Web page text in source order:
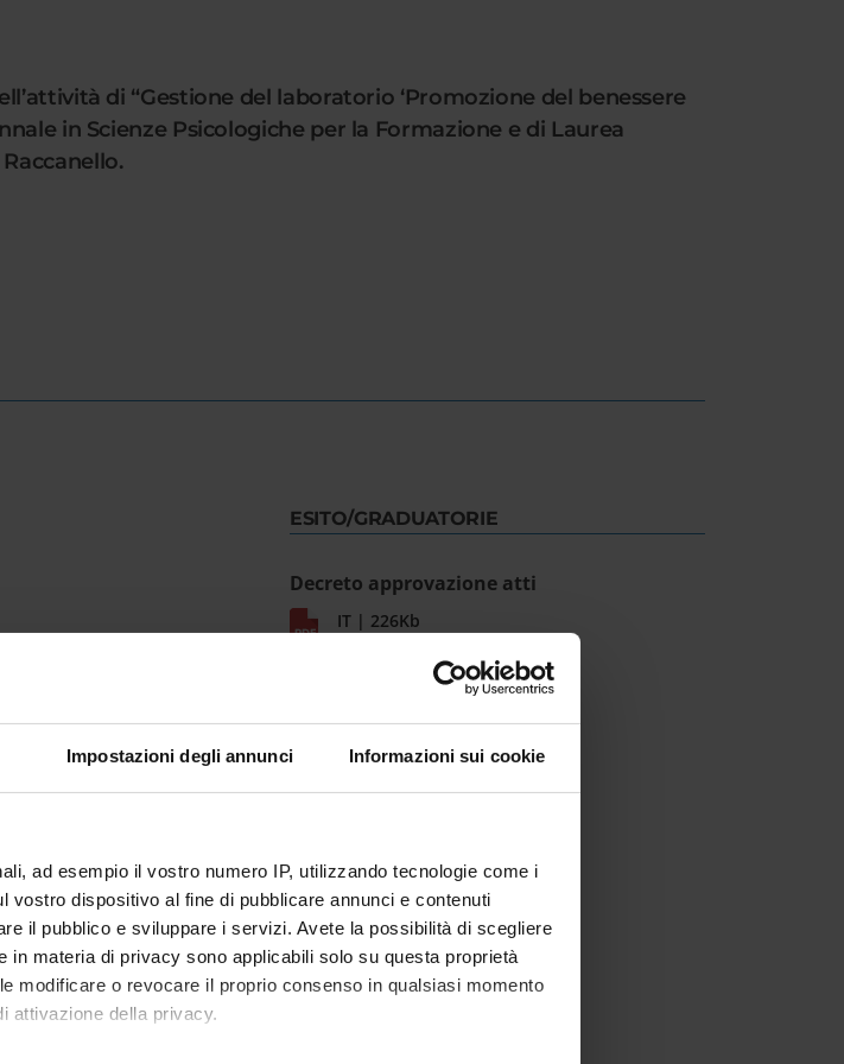
Impostazioni degli annunci Informazioni sui cookie
ad esempio il vostro numero IP, utilizzando tecnologie come i
dispositivo al fine di pubblicare annunci e contenuti
il pubblico e sviluppare i servizi. Avete la possibilità di scegliere
materia di privacy sono applicabili solo su questa proprietà
modificare o revocare il proprio consenso in qualsiasi momento
attivazione della privacy.
di “Gestione del laboratorio ‘Promozione del benessere
in Scienze Psicologiche per la Formazione e di Laurea
ESITO/GRADUATORIE
Decreto approvazione atti
IT | 226Kb